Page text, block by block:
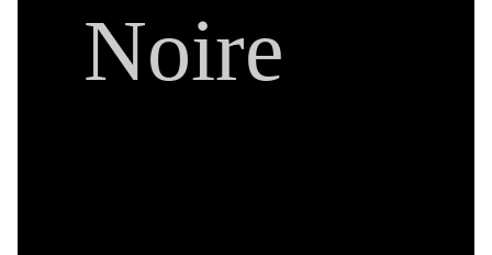
Noire